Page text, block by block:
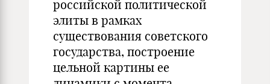
российской политической
элиты в рамках
существования советского
государства, построение
цельной картины ее